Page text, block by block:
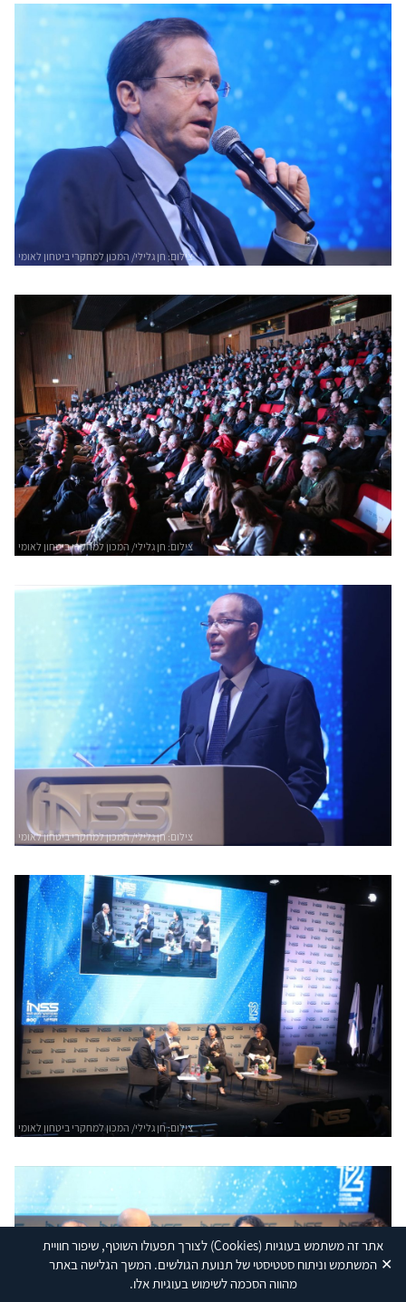
אתר זה משתמש בעוגיות(Cookies) לצורך תפעולו השוטף, שיפור חוויית
המשתמש וניתוח סטטיסטי של תנועת הגולשים. המשך הגלישה באתר
מהווה הסכמה לשימוש בעוגיות אלו.
✕